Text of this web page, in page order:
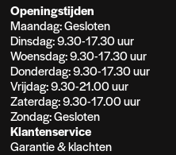
Openingstijden
Maandag: Gesloten
Dinsdag: 9.30-17.30 uur
Woensdag: 9.30-17.30 uur
Donderdag: 9.30-17.30 uur
Vrijdag: 9.30-21.00 uur
Zaterdag: 9.30-17.00 uur
Zondag: Gesloten
Klantenservice
Garantie & klachten